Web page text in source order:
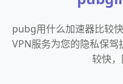
pubg用什么加速器比较
VPN服务为您的隐私保
较快，